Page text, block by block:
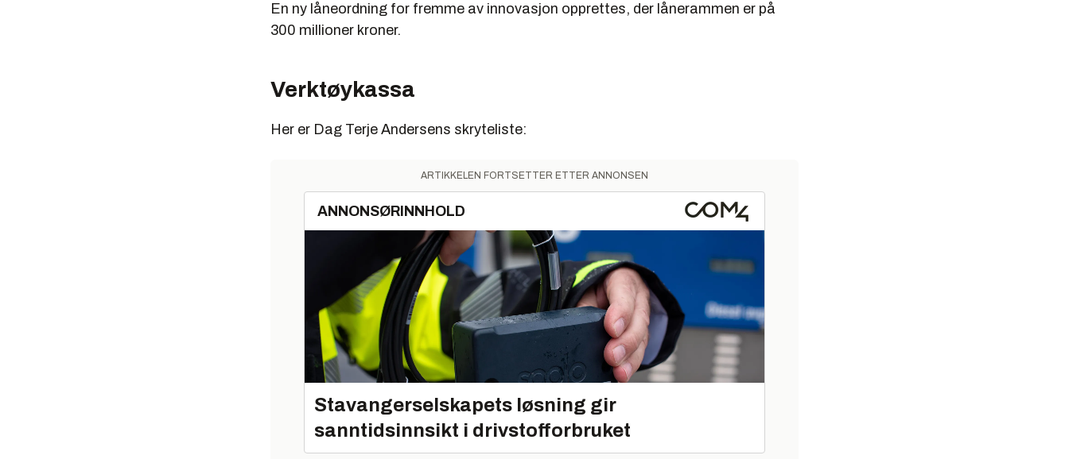
En ny låneordning for fremme av innovasjon opprettes, der lånerammen er på
300 millioner kroner.
Verktøykassa
Her er Dag Terje Andersens skryteliste:
ARTIKKELEN FORTSETTER ETTER ANNONSEN
ANNONSØRINNHOLD
Stavangerselskapets løsning gir
sanntidsinnsikt i drivstofforbruket